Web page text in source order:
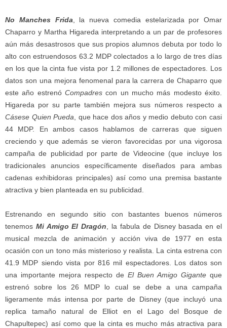
No Manches Frida , la nueva comedia estelarizada por Omar
Chaparro y Martha Higareda interpretando a un par de profesores
aún más desastrosos que sus propios alumnos debuta por todo lo
alto con estruendosos 63.2 MDP colectados a lo largo de tres días
en los que la cinta fue vista por 1.2 millones de espectadores. Los
datos son una mejora fenomenal para la carrera de Chaparro que
este año estrenó Compadres con un mucho más modesto éxito.
Higareda por su parte también mejora sus números respecto a
Cásese Quien Pueda , que hace dos años y medio debuto con casi
44 MDP. En ambos casos hablamos de carreras que siguen
creciendo y que además se vieron favorecidas por una vigorosa
campaña de publicidad por parte de Videocine (que incluye los
tradicionales anuncios específicamente diseñados para ambas
cadenas exhibidoras principales) así como una premisa bastante
atractiva y bien planteada en su publicidad.
Estrenando en segundo sitio con bastantes buenos números
tenemos Mi Amigo El Dragón , la fabula de Disney basada en el
musical mezcla de animación y acción viva de 1977 en esta
ocasión con un tono más misterioso y realista. La cinta estrena con
41.9 MDP siendo vista por 816 mil espectadores. Los datos son
una importante mejora respecto de El Buen Amigo Gigante que
estrenó sobre los 26 MDP lo cual se debe a una campaña
ligeramente más intensa por parte de Disney (que incluyó una
replica tamaño natural de Elliot en el Lago del Bosque de
Chapultepec) así como que la cinta es mucho más atractiva para